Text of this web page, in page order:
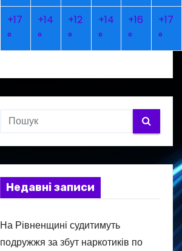
+17
°
+14
°
+12
°
+14
°
+16
°
+17
°
Недавні записи
На Рівненщині судитимуть
подружжя за збут наркотиків по